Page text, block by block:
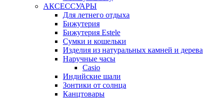
АКСЕССУАРЫ
Для летнего отдыха
Бижутерия
Бижутерия Estele
Сумки и кошельки
Изделия из натуральных камней и дерева
Наручные часы
Casio
Индийские шали
Зонтики от солнца
Канцтовары